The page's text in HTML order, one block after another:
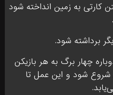
کارتی به زمین انداخته شود
برداشته شود.
چهار برگ به هر بازیکن
شود و این عمل تا